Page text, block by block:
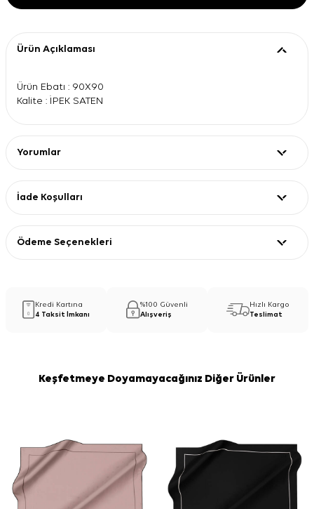
Ürün Açıklaması
Ürün Ebatı : 90X90
Kalite : İPEK SATEN
Yorumlar
İade Koşulları
Ödeme Seçenekleri
Kredi Kartına
4 Taksit İmkanı
%100 Güvenli
Alışveriş
Hızlı Kargo
Teslimat
Keşfetmeye Doyamayacağınız Diğer Ürünler